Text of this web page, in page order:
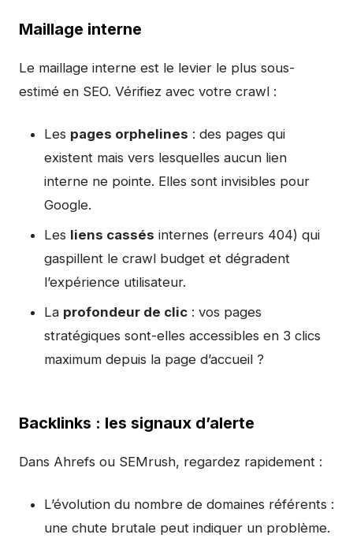
Maillage interne
Le maillage interne est le levier le plus sous-
estimé en SEO. Vérifiez avec votre crawl :
Les pages orphelines : des pages qui
existent mais vers lesquelles aucun lien
interne ne pointe. Elles sont invisibles pour
Google.
Les liens cassés internes (erreurs 404) qui
gaspillent le crawl budget et dégradent
l’expérience utilisateur.
La profondeur de clic : vos pages
stratégiques sont-elles accessibles en 3 clics
maximum depuis la page d’accueil ?
Backlinks : les signaux d’alerte
Dans Ahrefs ou SEMrush, regardez rapidement :
L’évolution du nombre de domaines référents :
une chute brutale peut indiquer un problème.